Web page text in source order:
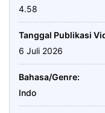
4.58
Tanggal Publikasi
6 Juli 2026
Bahasa/Genre
Indo